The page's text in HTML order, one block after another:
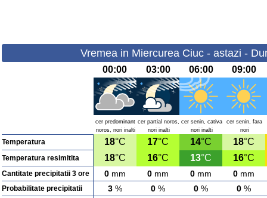
Vremea in Miercurea Ciuc - astazi -
00:00 03:00 06:00 09:00
cer predominant
noros, nori inalti
cer partial noros,
nori inalti
cer senin, cativa
nori inalti
cer senin, fara
nori
Temperatura 18°C 17°C 14°C 18°C
Temperatura resimitita 18°C 16°C 13°C 16°C
Cantitate precipitatii 3 ore 0 mm 0 mm 0 mm 0 mm
Probabilitate precipitatii 3 % 0 % 0 % 0 %